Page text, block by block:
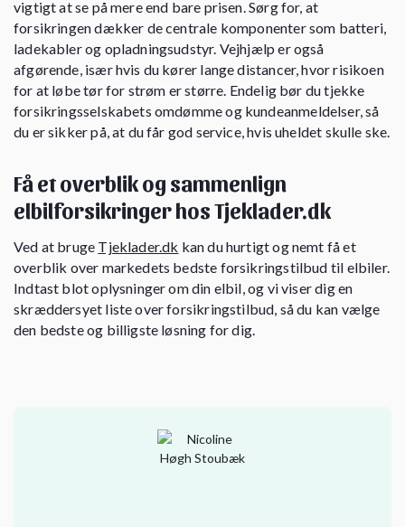
vigtigt at se på mere end bare prisen. Sørg for, at
forsikringen dækker de centrale komponenter som batteri,
ladekabler og opladningsudstyr. Vejhjælp er også
afgørende, især hvis du kører lange distancer, hvor risikoen
for at løbe tør for strøm er større. Endelig bør du tjekke
forsikringsselskabets omdømme og kundeanmeldelser, så
du er sikker på, at du får god service, hvis uheldet skulle ske.
Få et overblik og sammenlign
elbilforsikringer hos Tjeklader.dk
Ved at bruge Tjeklader.dk kan du hurtigt og nemt få et
overblik over markedets bedste forsikringstilbud til elbiler.
Indtast blot oplysninger om din elbil, og vi viser dig en
skræddersyet liste over forsikringstilbud, så du kan vælge
den bedste og billigste løsning for dig.